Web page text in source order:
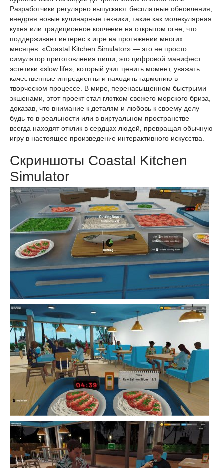
Разработчики регулярно выпускают бесплатные обновления,
внедряя новые кулинарные техники, такие как молекулярная
кухня или традиционное копчение на открытом огне, что
поддерживает интерес к игре на протяжении многих
месяцев. «Coastal Kitchen Simulator» — это не просто
симулятор приготовления пищи, это цифровой манифест
эстетики «slow life», который учит ценить момент, уважать
качественные ингредиенты и находить гармонию в
творческом процессе. В мире, перенасыщенном быстрыми
экшенами, этот проект стал глотком свежего морского бриза,
доказав, что внимание к деталям и любовь к своему делу —
будь то в реальности или в виртуальном пространстве —
всегда находят отклик в сердцах людей, превращая обычную
игру в настоящее произведение интерактивного искусства.
Скриншоты Coastal Kitchen
Simulator